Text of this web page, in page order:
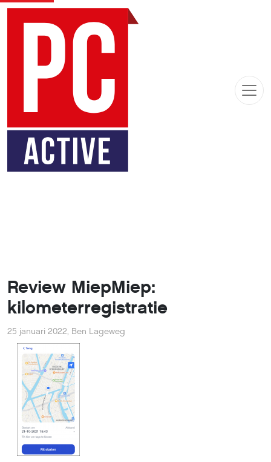
Review MiepMiep:
kilometerregistratie
25 januari 2022, Ben Lageweg